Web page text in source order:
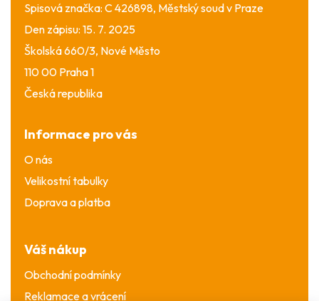
Spisová značka: C 426898, Městský soud v Praze
Den zápisu: 15. 7. 2025
Školská 660/3, Nové Město
110 00 Praha 1
Česká republika
Informace pro vás
O nás
Velikostní tabulky
Doprava a platba
Váš nákup
Obchodní podmínky
Reklamace a vrácení